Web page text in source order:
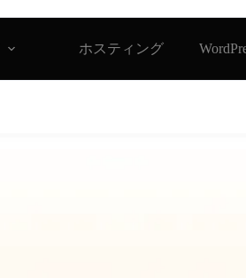
ホスティング